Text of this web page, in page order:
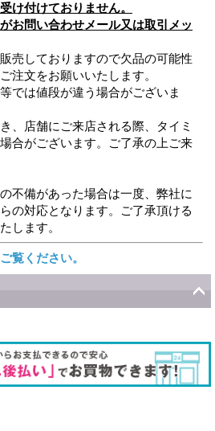
け付けておりません。
お問い合わせメール又は取引メッ
売しておりますので欠品の可能性
注文をお願いいたします。
では値段が違う場合がございま
、店舗にご来店される際、タイミ
合がございます。ご了承の上ご来
不備があった場合は一度、弊社に
の対応となります。ご了承頂ける
します。
覧ください。